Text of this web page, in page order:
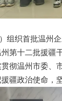
组织首批温州
第十二批援疆
彻温州市委、
疆政治使命